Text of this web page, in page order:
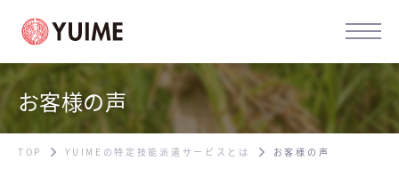
お客様の声
TOP YUIMEの特定技能派遣サービスとは お客様の声